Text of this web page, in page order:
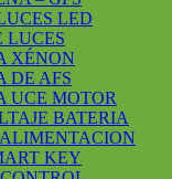
LED
LUCES
XÉNON
DE AFS
UCE MOTOR
BATERIA
KEY